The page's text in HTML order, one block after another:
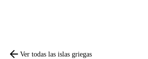
Ver todas las islas griegas